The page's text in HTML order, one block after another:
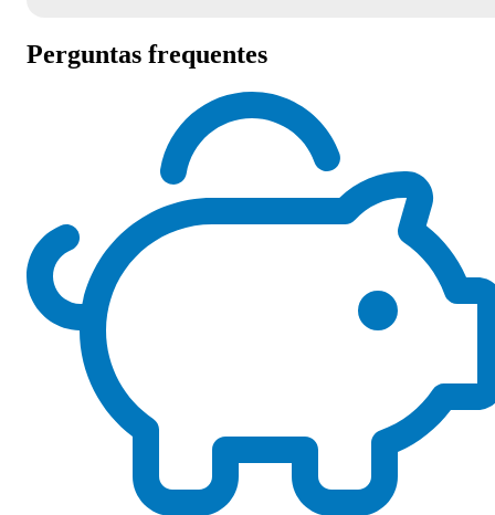
Perguntas frequentes